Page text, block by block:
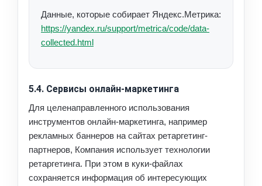
Данные, которые собирает Яндекс.Метрика:
https://yandex.ru/support/metrica/code/data-
collected.html
5.4. Сервисы онлайн-маркетинга
Для целенаправленного использования
инструментов онлайн-маркетинга, например
рекламных баннеров на сайтах ретаргетинг-
партнеров, Компания использует технологии
ретаргетинга. При этом в куки-файлах
сохраняется информация об интересующих